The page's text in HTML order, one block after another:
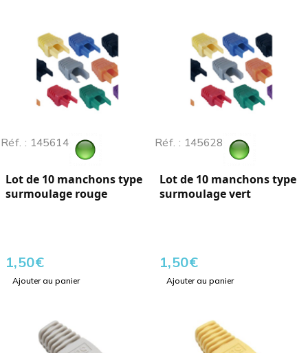
Réf. : 145614
Lot de 10 manchons type
surmoulage rouge
1,50€
Ajouter au panier
Réf. : 145628
Lot de 10 manchons type
surmoulage vert
1,50€
Ajouter au panier